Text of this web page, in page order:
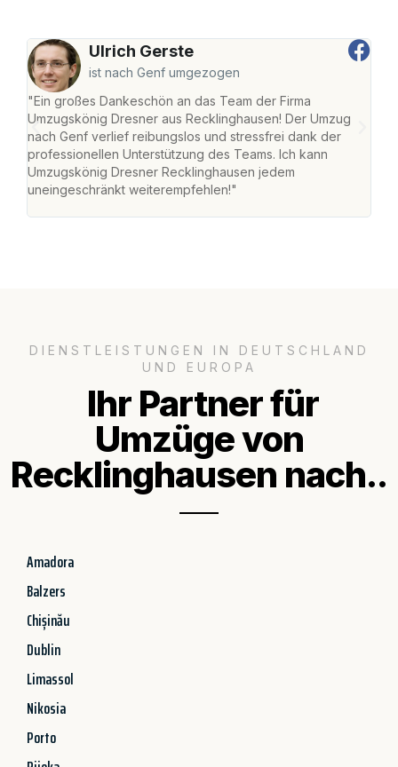
Ulrich Gerste
ist nach Genf umgezogen
"Ein großes Dankeschön an das Team der Firma
Umzugskönig Dresner aus Recklinghausen! Der Umzug
nach Genf verlief reibungslos und stressfrei dank der
professionellen Unterstützung des Teams. Ich kann
Umzugskönig Dresner Recklinghausen jedem
uneingeschränkt weiterempfehlen!"
DIENSTLEISTUNGEN IN DEUTSCHLAND
UND EUROPA
Ihr Partner für
Umzüge von
Recklinghausen nach..
Amadora
Balzers
Chișinău
Dublin
Limassol
Nikosia
Porto